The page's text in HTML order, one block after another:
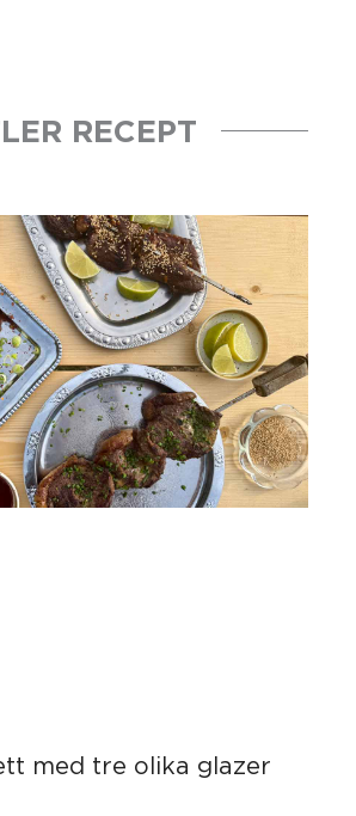
RECEPT
med tre olika glazer